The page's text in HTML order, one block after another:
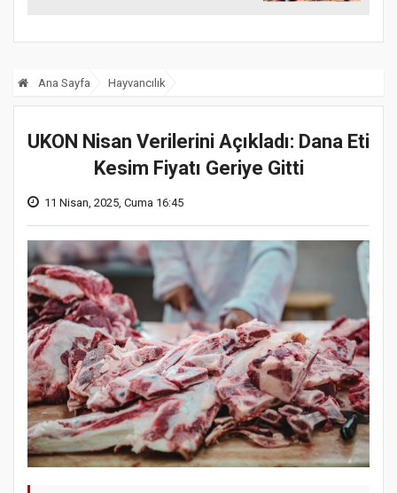
Ana Sayfa Hayvancılık
UKON Nisan Verilerini Açıkladı: Dana Eti
Kesim Fiyatı Geriye Gitti
11 Nisan, 2025, Cuma 16:45